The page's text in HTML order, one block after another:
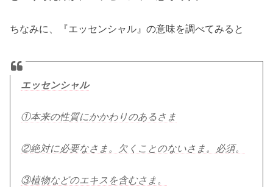
ちなみに、『エッセンシャル』の意味を調べてみると
エッセンシャル
①本来の性質にかかわりのあるさま
②絶対に必要なさま。欠くことのないさま。必須。
③植物などのエキスを含むさま。